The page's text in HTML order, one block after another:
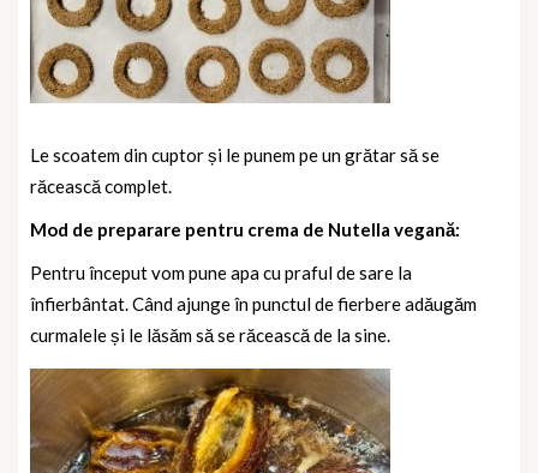
Le scoatem din cuptor și le punem pe un grătar să se
răcească complet.
Mod de preparare pentru crema de Nutella vegană:
Pentru început vom pune apa cu praful de sare la
înfierbântat. Când ajunge în punctul de fierbere adăugăm
curmalele și le lăsăm să se răcească de la sine.